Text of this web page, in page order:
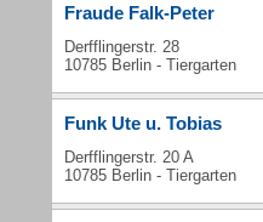
Fraude Falk-Peter
Derfflingerstr. 28
10785 Berlin - Tiergarten
Funk Ute u. Tobias
Derfflingerstr. 20 A
10785 Berlin - Tiergarten